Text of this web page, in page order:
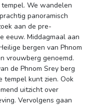
We wandelen
panoramisch
aan de pre-
eeuw. Middagmaal aan
bergen van Phnom
vrouwberg genoemd.
de Phnom Srey berg
tempel kunt zien. Ook
uitzicht over
Vervolgens gaan